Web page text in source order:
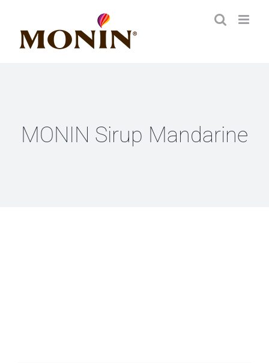
Inhalt
springen
MONIN Sirup Mandarine